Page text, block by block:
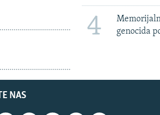
4
genocida
NAS